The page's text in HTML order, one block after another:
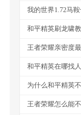
我的世界1.72马
和平精英在哪找
为什么和平精英
王者荣耀怎么能